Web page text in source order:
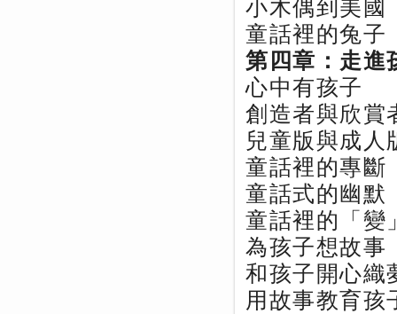
小木偶到美國
童話裡的兔子
第四章：走進
心中有孩子
創造者與欣賞
兒童版與成人
童話裡的專斷
童話式的幽默
童話裡的「變
為孩子想故事
和孩子開心織
用故事教育孩